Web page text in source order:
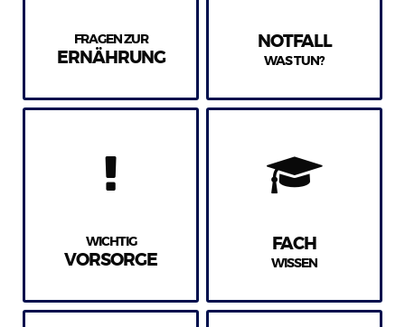
FRAGEN ZUR
ERNÄHRUNG
NOTFALL
WAS TUN?
WICHTIG
VORSORGE
FACH
WISSEN